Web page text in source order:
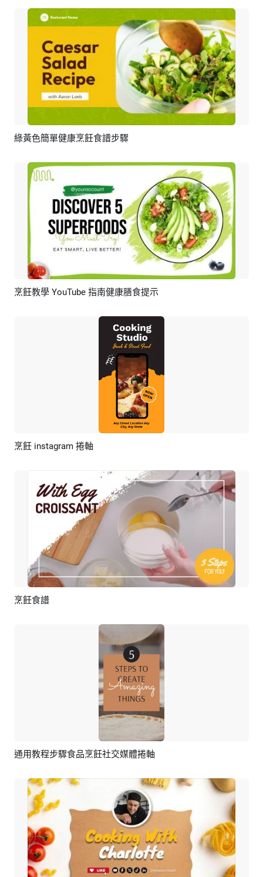
預覽
綠黃色簡單健康烹飪食譜步驟
預覽 AI剪同款
烹飪教學 YouTube 指南健康膳食提示
烹飪 instagram 捲軸
烹飪食譜
預覽 AI剪同款
通用教程步驟食品烹飪社交媒體捲軸